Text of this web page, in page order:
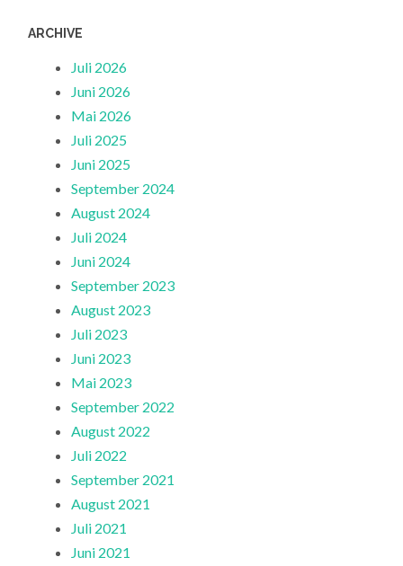
ARCHIVE
Juli 2026
Juni 2026
Mai 2026
Juli 2025
Juni 2025
September 2024
August 2024
Juli 2024
Juni 2024
September 2023
August 2023
Juli 2023
Juni 2023
Mai 2023
September 2022
August 2022
Juli 2022
September 2021
August 2021
Juli 2021
Juni 2021